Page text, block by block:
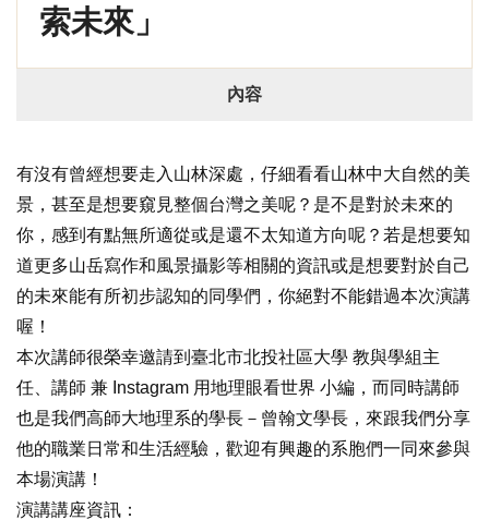
索未來」
內容
有沒有曾經想要走入山林深處，仔細看看山林中大自然的美
景，甚至是想要窺見整個台灣之美呢？是不是對於未來的
你，感到有點無所適從或是還不太知道方向呢？若是想要知
道更多山岳寫作和風景攝影等相關的資訊或是想要對於自己
的未來能有所初步認知的同學們，你絕對不能錯過本次演講
喔！
本次講師很榮幸邀請到臺北市北投社區大學 教與學組主
任、講師 兼 Instagram 用地理眼看世界 小編，而同時講師
也是我們高師大地理系的學長－曾翰文學長，來跟我們分享
他的職業日常和生活經驗，歡迎有興趣的系胞們一同來參與
本場演講！
演講講座資訊：